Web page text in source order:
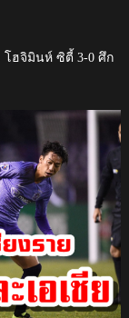
โฮจิมินห์ ซิตี้ 3-0 ศึก